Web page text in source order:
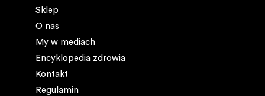
Sklep
O nas
My w mediach
Encyklopedia zdrowia
Kontakt
Regulamin